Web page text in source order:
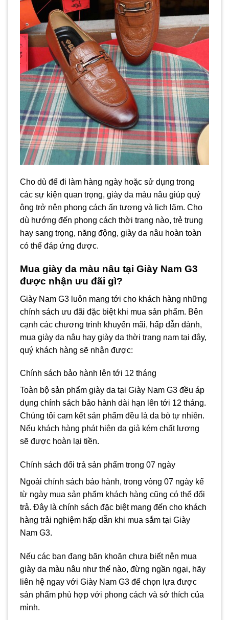
Cho dù để đi làm hàng ngày hoặc sử dụng trong
các sự kiện quan trọng, giày da màu nâu giúp quý
ông trở nên phong cách ấn tượng và lịch lãm. Cho
dù hướng đến phong cách thời trang nào, trẻ trung
hay sang trọng, năng động, giày da nâu hoàn toàn
có thể đáp ứng được.
Mua giày da màu nâu tại Giày Nam G3
được nhận ưu đãi gì?
Giày Nam G3 luôn mang tới cho khách hàng những
chính sách ưu đãi đặc biệt khi mua sản phẩm. Bên
cạnh các chương trình khuyến mãi, hấp dẫn dành,
mua giày da nâu hay giày da thời trang nam tại đây,
quý khách hàng sẽ nhận được:
Chính sách bảo hành lên tới 12 tháng
Toàn bộ sản phẩm giày da tại Giày Nam G3 đều áp
dụng chính sách bảo hành dài hạn lên tới 12 tháng.
Chúng tôi cam kết sản phẩm đều là da bò tự nhiên.
Nếu khách hàng phát hiện da giả kém chất lượng
sẽ được hoàn lại tiền.
Chính sách đổi trả sản phẩm trong 07 ngày
Ngoài chính sách bảo hành, trong vòng 07 ngày kể
từ ngày mua sản phẩm khách hàng cũng có thể đổi
trả. Đây là chính sách đặc biệt mang đến cho khách
hàng trải nghiệm hấp dẫn khi mua sắm tại Giày
Nam G3.
Nếu các bạn đang băn khoăn chưa biết nên mua
giày da màu nâu như thế nào, đừng ngần ngại, hãy
liên hệ ngay với Giày Nam G3 để chọn lựa được
sản phẩm phù hợp với phong cách và sở thích của
mình.